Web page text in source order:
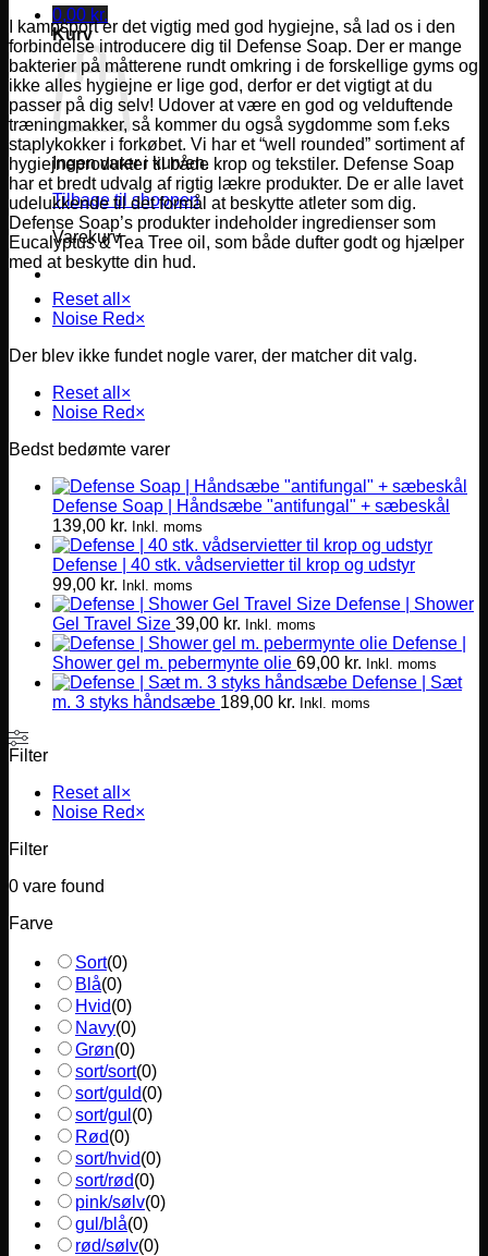
0,00 kr.
Kurv
Ingen varer i kurven.
Tilbage til shoppen
Varekurv
I kampsport er det vigtig med god hygiejne, så lad os i den
forbindelse introducere dig til Defense Soap. Der er mange
bakterier på måtterene rundt omkring i de forskellige gyms og
ikke alles hygiejne er lige god, derfor er det vigtigt at du
passer på dig selv! Udover at være en god og velduftende
træningmakker, så kommer du også sygdomme som f.eks
staplykokker i forkøbet. Vi har et “well rounded” sortiment af
hygiejneprodukter til både krop og tekstiler. Defense Soap
har et bredt udvalg af rigtig lækre produkter. De er alle lavet
udelukkende til det formål at beskytte atleter som dig.
Defense Soap’s produkter indeholder ingredienser som
Eucalyptus & Tea Tree oil, som både dufter godt og hjælper
med at beskytte din hud.
Reset all ×
Noise Red×
Der blev ikke fundet nogle varer, der matcher dit valg.
Reset all ×
Noise Red×
Bedst bedømte varer
Defense Soap | Håndsæbe "antifungal" + sæbeskål
139,00 kr. Inkl. moms
Defense | 40 stk. vådservietter til krop og udstyr
99,00 kr. Inkl. moms
Defense | Shower
Gel Travel Size 39,00 kr. Inkl. moms
Defense |
Shower gel m. pebermynte olie 69,00 kr. Inkl. moms
Defense | Sæt
m. 3 styks håndsæbe 189,00 kr. Inkl. moms
Filter
Reset all ×
Noise Red×
Filter
0 vare found
Farve
Sort(0)
Blå(0)
Hvid(0)
Navy(0)
Grøn(0)
sort/sort(0)
sort/guld(0)
sort/gul (0)
Rød(0)
sort/hvid(0)
sort/rød(0)
pink/sølv(0)
gul/blå(0)
rød/sølv(0)